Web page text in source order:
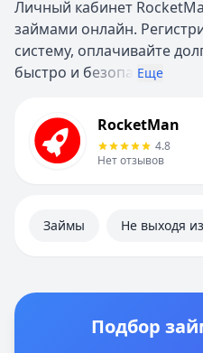
Личный кабинет
займами онлайн.
систему, оплачивайте
быстро и безопа Еще
ИнформацияRocketMan
4.8
Нет отзывов
Займы Не выходя
Подбор